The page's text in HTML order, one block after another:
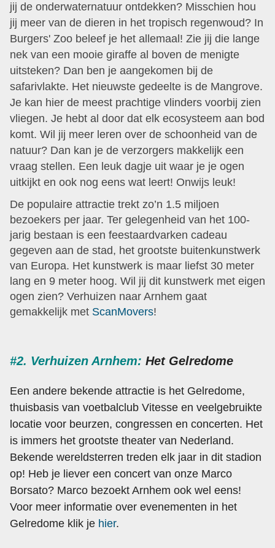
jij de onderwaternatuur ontdekken? Misschien hou
jij meer van de dieren in het tropisch regenwoud? In
Burgers' Zoo beleef je het allemaal! Zie jij die lange
nek van een mooie giraffe al boven de menigte
uitsteken? Dan ben je aangekomen bij de
safarivlakte. Het nieuwste gedeelte is de Mangrove.
Je kan hier de meest prachtige vlinders voorbij zien
vliegen. Je hebt al door dat elk ecosysteem aan bod
komt. Wil jij meer leren over de schoonheid van de
natuur? Dan kan je de verzorgers makkelijk een
vraag stellen. Een leuk dagje uit waar je je ogen
uitkijkt en ook nog eens wat leert! Onwijs leuk!
De populaire attractie trekt zo’n 1.5 miljoen
bezoekers per jaar. Ter gelegenheid van het 100-
jarig bestaan is een feestaardvarken cadeau
gegeven aan de stad, het grootste buitenkunstwerk
van Europa. Het kunstwerk is maar liefst 30 meter
lang en 9 meter hoog. Wil jij dit kunstwerk met eigen
ogen zien? Verhuizen naar Arnhem gaat
gemakkelijk met ScanMovers!
#2. Verhuizen Arnhem: Het Gelredome
Een andere bekende attractie is het Gelredome,
thuisbasis van voetbalclub Vitesse en veelgebruikte
locatie voor beurzen, congressen en concerten. Het
is immers het grootste theater van Nederland.
Bekende wereldsterren treden elk jaar in dit stadion
op! Heb je liever een concert van onze Marco
Borsato? Marco bezoekt Arnhem ook wel eens!
Voor meer informatie over evenementen in het
Gelredome klik je hier.